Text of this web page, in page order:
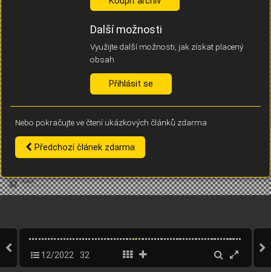
Díky němu příště poznáme, že se jedná o stejné zařízení, a
Identifikátor je zcela anonymní.
Vaše souhlasy a odmítnutí si ukládáme do vašeho zařízení, abychom se
vás už příště znovu neptali. Můžete je kdykoli později upravit ve Správě
12/2022 32
Další možnosti
Využijte další možnosti, jak získat placený
obsah
Přihlásit se
Nebo pokračujte ve čtení ukázkových článků zdarma
Předchozí článek zdarma